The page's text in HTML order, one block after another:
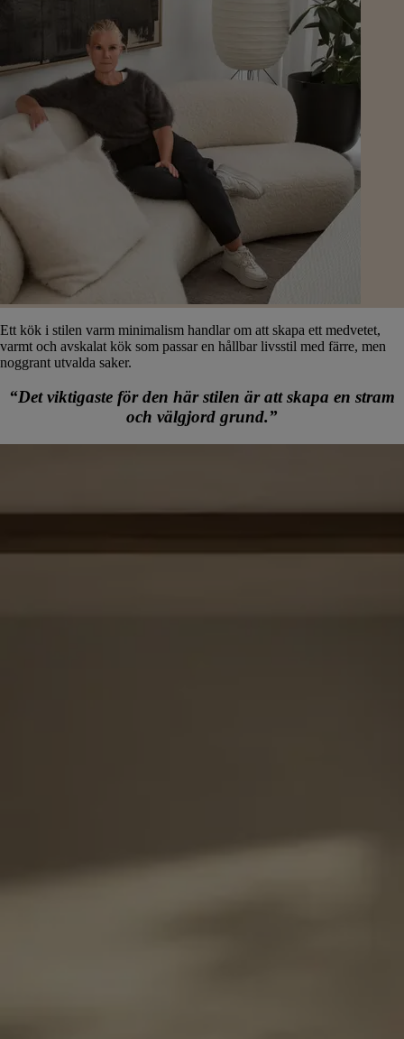
Ett kök i stilen varm minimalism handlar om att skapa ett medvetet,
varmt och avskalat kök som passar en hållbar livsstil med färre, men
noggrant utvalda saker.
“Det viktigaste för den här stilen är att skapa en stram
och välgjord grund.”